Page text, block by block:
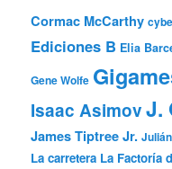
Cormac McCarthy
Ediciones B Elia
Gene Wolfe
Isaac AsimovJ.
James Tiptree Jr.
La carretera La Factoría